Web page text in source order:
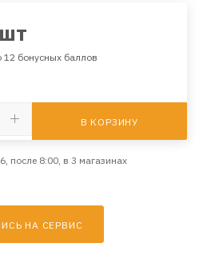
12 бонусных баллов
В КОРЗИНУ
после 8:00, в 3 магазинах
НА СЕРВИС